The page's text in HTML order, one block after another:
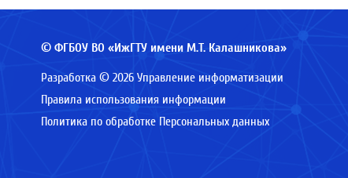
© ФГБОУ ВО «ИжГТУ имени М.Т. Калашникова»
Разработка © 2026 Управление информатизации
Правила использования информации
Политика по обработке Персональных данных